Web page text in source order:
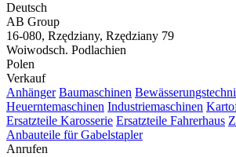
Deutsch
AB Group
16-080, Rzędziany, Rzędziany 79
Woiwodsch. Podlachien
Polen
Verkauf
Anhänger Baumaschinen
Heuerntemaschinen Industriemaschinen
Ersatzteile Karosserie Ersatzteile Fahrerhaus
Anbauteile für Gabelstapler
Anrufen